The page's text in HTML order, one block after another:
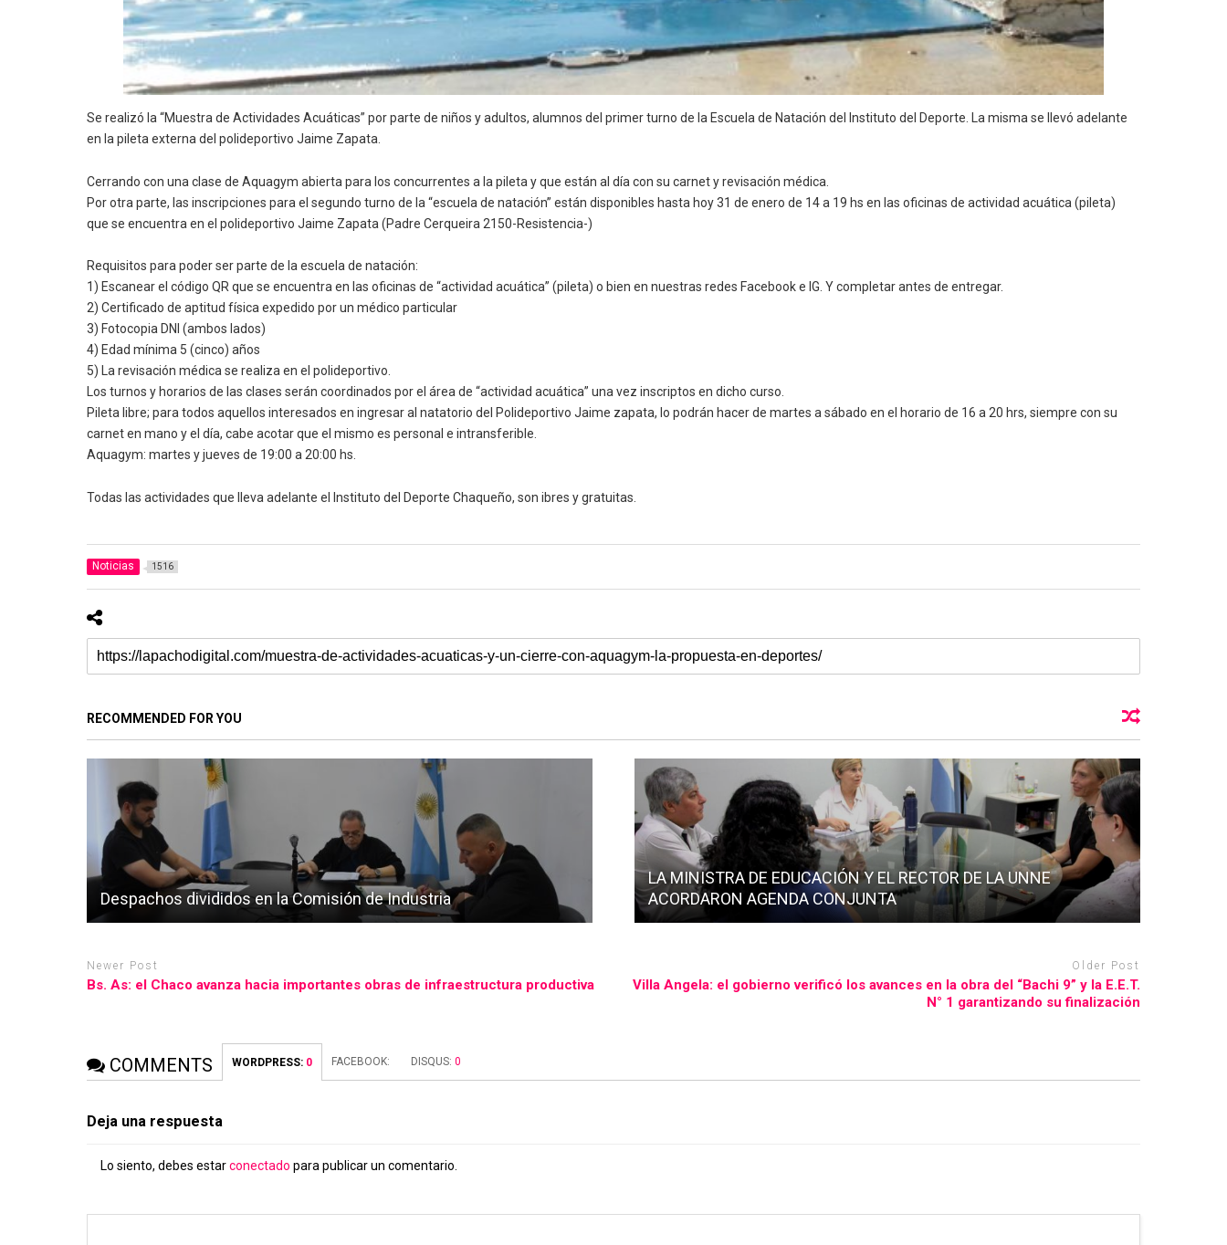
Se realizó la “Muestra de Actividades Acuáticas” por parte de niños y adultos, alumnos del primer turno de la Escuela de Natación del Instituto del Deporte. La misma se llevó adelante
en la pileta externa del polideportivo Jaime Zapata.
Cerrando con una clase de Aquagym abierta para los concurrentes a la pileta y que están al día con su carnet y revisación médica.
Por otra parte, las inscripciones para el segundo turno de la “escuela de natación” están disponibles hasta hoy 31 de enero de 14 a 19 hs en las oficinas de actividad acuática (pileta)
que se encuentra en el polideportivo Jaime Zapata (Padre Cerqueira 2150-Resistencia-)
Requisitos para poder ser parte de la escuela de natación:
1) Escanear el código QR que se encuentra en las oficinas de “actividad acuática” (pileta) o bien en nuestras redes Facebook e IG. Y completar antes de entregar.
2) Certificado de aptitud física expedido por un médico particular
3) Fotocopia DNI (ambos lados)
4) Edad mínima 5 (cinco) años
5) La revisación médica se realiza en el polideportivo.
Los turnos y horarios de las clases serán coordinados por el área de “actividad acuática” una vez inscriptos en dicho curso.
Pileta libre; para todos aquellos interesados en ingresar al natatorio del Polideportivo Jaime zapata, lo podrán hacer de martes a sábado en el horario de 16 a 20 hrs, siempre con su
carnet en mano y el día, cabe acotar que el mismo es personal e intransferible.
Aquagym: martes y jueves de 19:00 a 20:00 hs.
Todas las actividades que lleva adelante el Instituto del Deporte Chaqueño, son ibres y gratuitas.
Noticias 1516
RECOMMENDED FOR YOU
Despachos divididos en la Comisión de Industria
LA MINISTRA DE EDUCACIÓN Y EL RECTOR DE LA UNNE
ACORDARON AGENDA CONJUNTA
Newer Post
Bs. As: el Chaco avanza hacia importantes obras de infraestructura productiva
Older Post
Villa Angela: el gobierno verificó los avances en la obra del “Bachi 9” y la E.E.T.
N° 1 garantizando su finalización
COMMENTS WORDPRESS: 0 FACEBOOK: DISQUS:0
Deja una respuesta
Lo siento, debes estarconectado para publicar un comentario.